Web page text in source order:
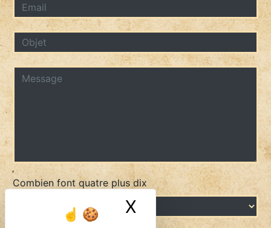
X Masquer le
Combien font quatre plus dix